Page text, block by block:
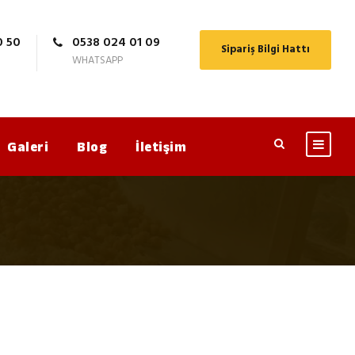
50 0538 024 01 09
WHATSAPP
Sipariş Bilgi Hattı
Galeri Blog İletişim